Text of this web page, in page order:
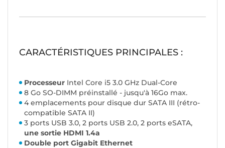
CARACTÉRISTIQUES PRINCIPALES :
Processeur Intel Core i5 3.0 GHz Dual-Core
8 Go SO-DIMM préinstallé - jusqu'à 16Go max.
4 emplacements pour disque dur SATA III (rétro-
compatible SATA II)
3 ports USB 3.0, 2 ports USB 2.0, 2 ports eSATA,
une sortie HDMI 1.4a
Double port Gigabit Ethernet